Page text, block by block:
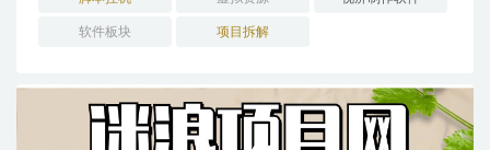
软件板块 项目拆解